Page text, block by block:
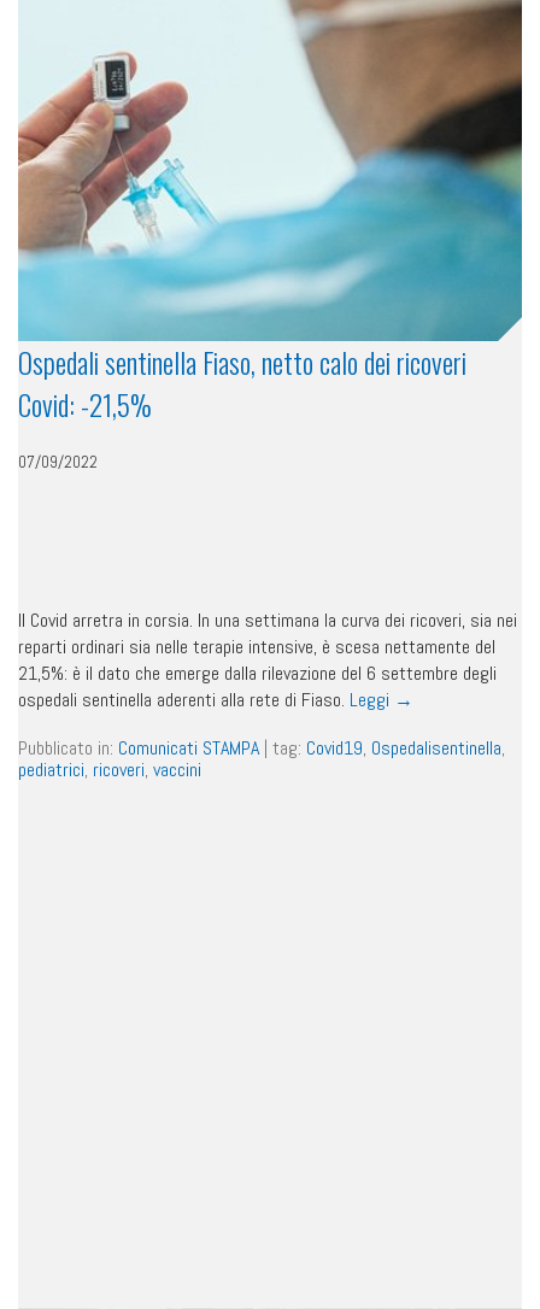
Ospedali sentinella Fiaso, netto calo dei ricoveri
Covid: -21,5%
07/09/2022
Il Covid arretra in corsia. In una settimana la curva dei ricoveri, sia nei
reparti ordinari sia nelle terapie intensive, è scesa nettamente del
21,5%: è il dato che emerge dalla rilevazione del 6 settembre degli
ospedali sentinella aderenti alla rete di Fiaso. Leggi →
Pubblicato in: Comunicati STAMPA | tag: Covid19, Ospedalisentinella,
pediatrici, ricoveri, vaccini